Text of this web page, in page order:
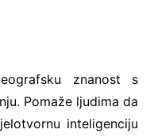
znanost s
Pomaže ljudima da
inteligenciju